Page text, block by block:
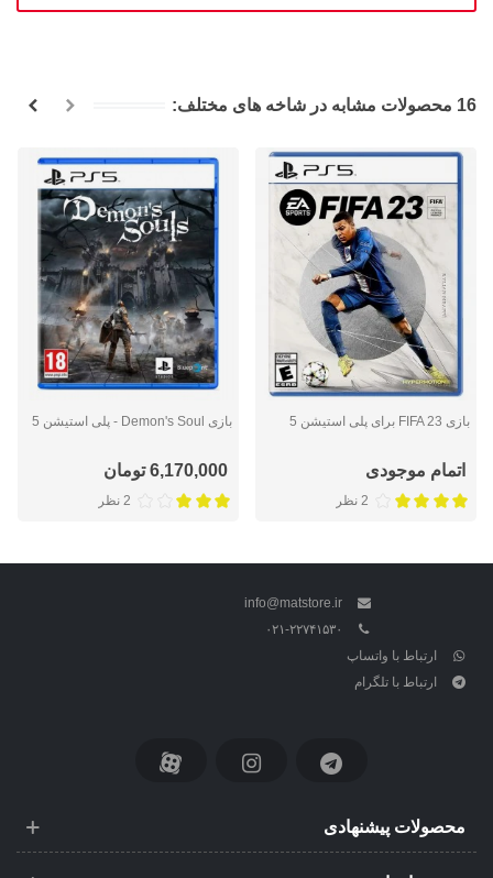
16 محصولات مشابه در شاخه های مختلف:
بازی FIFA 23 برای پلی استیشن 5
اتمام موجودی
2 نظر
بازی Demon's Soul - پلی استیشن 5
6,170,000 تومان
2 نظر
info@matstore.ir
۰۲۱-۲۲۷۴۱۵۳۰
ارتباط با واتساپ
ارتباط با تلگرام
محصولات پیشنهادی